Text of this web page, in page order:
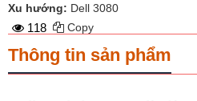
Xu hướng: Dell 3080
118 Copy
Thông tin sản phẩm